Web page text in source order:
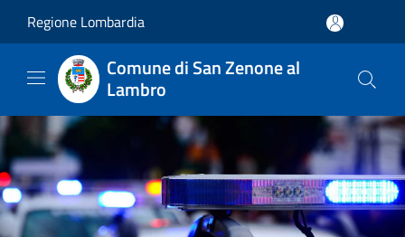
Regione Lombardia
Comune di San Zenone al
Lambro